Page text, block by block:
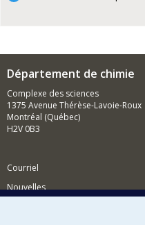
Département de chimie
Complexe des sciences
1375 Avenue Thérèse-Lavoie-Roux
Montréal (Québec)
H2V 0B3
Courriel
Nouvelles